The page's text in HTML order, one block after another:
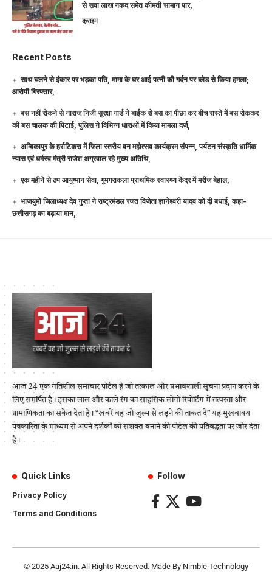
से सवा लाख नकद समेत कीमती सामान पार,
क्राइम
Recent Posts
साथ चलने से इंकार पर भड़का पति, मामा के घर आई पत्नी की गर्दन पर ब्लेड से किया हमला;
आरोपी गिरफ्तार,
बस नहीं रोकने से नाराज निजी सुरक्षा गार्ड ने बाईक से बस का पीछा कर बीच रास्ते में बस रोककर
की बस चालक की पिटाई, पुलिस ने विभिन्न धाराओं में किया मामला दर्ज,
अम्बिकापुर के हर्राटिकरा में जिला स्तरीय वन महोत्सव कार्यक्रम संपन्न, पर्यटन संस्कृति धार्मिक
न्यास एवं धर्मस्व मंत्री राजेश अग्रवाल रहे मुख्य अतिथि,
एक महीने से ठप आयुष्मान सेवा, गुमगराकला प्राथमिक स्वास्थ्य केंद्र में मरीज बेहाल,
भाजयुमो जिलाध्यक्ष देव गुप्ता ने राष्ट्रमंडल रजत विजेता ज्ञानेश्वरी यादव को दी बधाई, कहा-
छत्तीसगढ़ का बढ़ाया मान,
आज 24 एक गतिशील समाचार पोर्टल है जो तत्काल और प्रभावशाली सूचना प्रदान करने के
लिए समर्पित है। इसका लाल और काले रंग का साहसिक लोगो रिपोर्टिंग में तत्परता और
प्रामाणिकता का संकेत देता है। “खबरें वह जो जुल्म से लड़ने की ताकत दे” यह मुखवाक्य
पत्रकारिता के माध्यम से अपने दर्शकों को सशक्त बनाने की पोर्टल की प्रतिबद्धता पर जोर देता
है।
Quick Links
Privacy Policy
Terms and Conditions
Follow
© 2025 Aaj24.in. All Rights Reserved. Made By Nimble Technology